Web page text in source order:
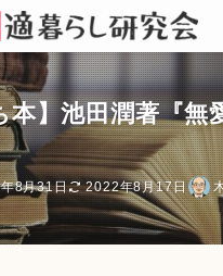
本】池田潤著『無
8月31日 2022年8月17日